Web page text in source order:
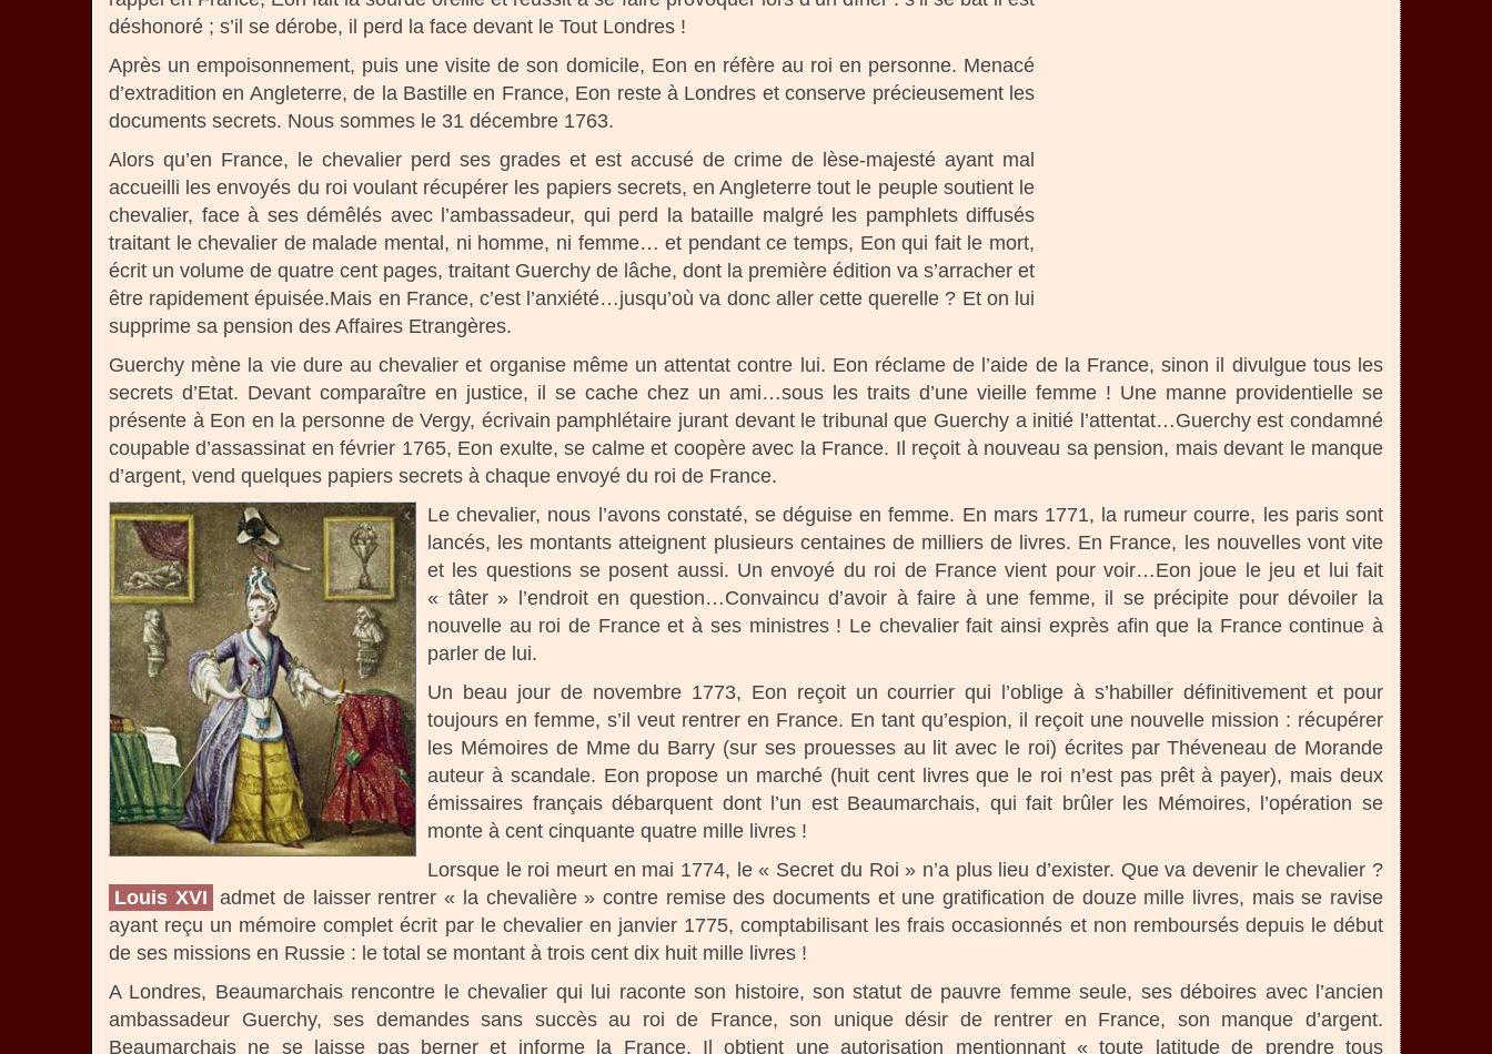
déshonoré ; s’il se dérobe, il perd la face devant le Tout Londres !
Après un empoisonnement, puis une visite de son domicile, Eon en réfère au roi en personne. Menacé
d’extradition en Angleterre, de la Bastille en France, Eon reste à Londres et conserve précieusement les
documents secrets. Nous sommes le 31 décembre 1763.
Alors qu’en France, le chevalier perd ses grades et est accusé de crime de lèse-majesté ayant mal
accueilli les envoyés du roi voulant récupérer les papiers secrets, en Angleterre tout le peuple soutient le
chevalier, face à ses démêlés avec l’ambassadeur, qui perd la bataille malgré les pamphlets diffusés
traitant le chevalier de malade mental, ni homme, ni femme… et pendant ce temps, Eon qui fait le mort,
écrit un volume de quatre cent pages, traitant Guerchy de lâche, dont la première édition va s’arracher et
être rapidement épuisée.Mais en France, c’est l’anxiété…jusqu’où va donc aller cette querelle ? Et on lui
supprime sa pension des Affaires Etrangères.
Guerchy mène la vie dure au chevalier et organise même un attentat contre lui. Eon réclame de l’aide de la France, sinon il divulgue tous les
secrets d’Etat. Devant comparaître en justice, il se cache chez un ami…sous les traits d’une vieille femme ! Une manne providentielle se
présente à Eon en la personne de Vergy, écrivain pamphlétaire jurant devant le tribunal que Guerchy a initié l’attentat…Guerchy est condamné
coupable d’assassinat en février 1765, Eon exulte, se calme et coopère avec la France. Il reçoit à nouveau sa pension, mais devant le manque
d’argent, vend quelques papiers secrets à chaque envoyé du roi de France.
Le chevalier, nous l’avons constaté, se déguise en femme. En mars 1771, la rumeur courre, les paris sont
lancés, les montants atteignent plusieurs centaines de milliers de livres. En France, les nouvelles vont vite
et les questions se posent aussi. Un envoyé du roi de France vient pour voir…Eon joue le jeu et lui fait
« tâter » l’endroit en question…Convaincu d’avoir à faire à une femme, il se précipite pour dévoiler la
nouvelle au roi de France et à ses ministres ! Le chevalier fait ainsi exprès afin que la France continue à
parler de lui.
Un beau jour de novembre 1773, Eon reçoit un courrier qui l’oblige à s’habiller définitivement et pour
toujours en femme, s’il veut rentrer en France. En tant qu’espion, il reçoit une nouvelle mission : récupérer
les Mémoires de Mme du Barry (sur ses prouesses au lit avec le roi) écrites par Théveneau de Morande
auteur à scandale. Eon propose un marché (huit cent livres que le roi n’est pas prêt à payer), mais deux
émissaires français débarquent dont l’un est Beaumarchais, qui fait brûler les Mémoires, l’opération se
monte à cent cinquante quatre mille livres !
Lorsque le roi meurt en mai 1774, le « Secret du Roi » n’a plus lieu d’exister. Que va devenir le chevalier ?
Louis XVI admet de laisser rentrer « la chevalière » contre remise des documents et une gratification de douze mille livres, mais se ravise
ayant reçu un mémoire complet écrit par le chevalier en janvier 1775, comptabilisant les frais occasionnés et non remboursés depuis le début
de ses missions en Russie : le total se montant à trois cent dix huit mille livres !
A Londres, Beaumarchais rencontre le chevalier qui lui raconte son histoire, son statut de pauvre femme seule, ses déboires avec l’ancien
ambassadeur Guerchy, ses demandes sans succès au roi de France, son unique désir de rentrer en France, son manque d’argent.
Beaumarchais ne se laisse pas berner et informe la France. Il obtient une autorisation mentionnant « toute latitude de prendre tous